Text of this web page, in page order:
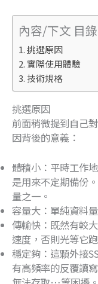
內容/下文 目錄
挑選原因
實際使用體驗
技術規格
挑選原因
前面稍微提到自己
因背後的意義：
體積小：平時工作
是用來不定期備份
量之一。
容量大：單純資料
傳輸快：既然有較
速度，否則光等它
穩定夠：這顆外接
有高頻率的反覆讀